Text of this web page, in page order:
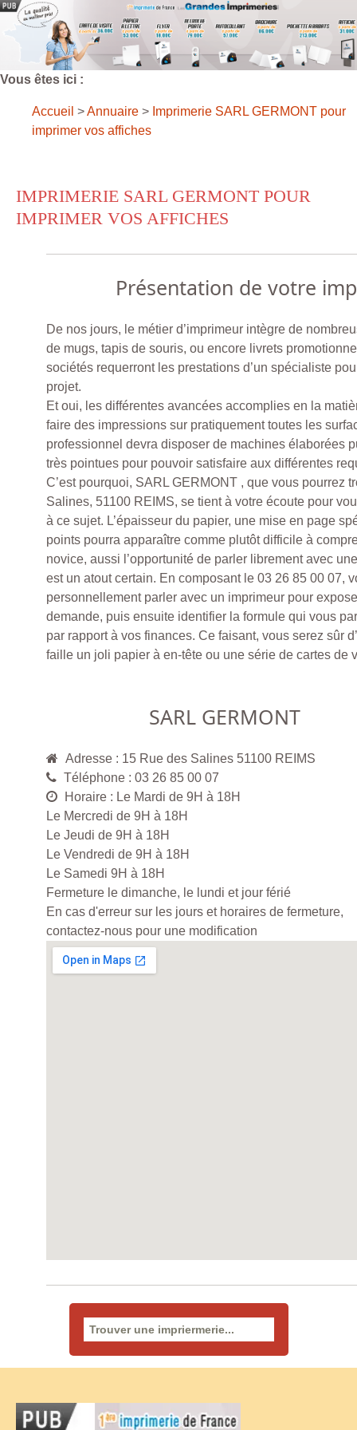
Vous êtes ici :
Accueil >Annuaire > Imprimerie SARL GERMONT pour
imprimer vos affiches
IMPRIMERIE SARL GERMONT POUR
IMPRIMER VOS AFFICHES
Présentation de votre
De nos jours, le métier d’imprimeur intègre de
de mugs, tapis de souris, ou encore livrets
sociétés requerront les prestations d’un spécialiste
projet.
Et oui, les différentes avancées accomplies en la
faire des impressions sur pratiquement toutes les
professionnel devra disposer de machines élaborées
très pointues pour pouvoir satisfaire aux différentes
C’est pourquoi, SARL GERMONT , que vous pourrez
Salines, 51100 REIMS, se tient à votre écoute pour
à ce sujet. L’épaisseur du papier, une mise en page
points pourra apparaître comme plutôt difficile à
novice, aussi l’opportunité de parler librement avec
est un atout certain. En composant le 03 26 85 00 07,
personnellement parler avec un imprimeur pour
demande, puis ensuite identifier la formule qui vous
par rapport à vos finances. Ce faisant, vous serez sûr
faille un joli papier à en-tête ou une série de cartes de
SARL GERMONT
Adresse : 15 Rue des Salines 51100 REIMS
Téléphone : 03 26 85 00 07
Horaire : Le Mardi de 9H à 18H
Le Mercredi de 9H à 18H
Le Jeudi de 9H à 18H
Le Vendredi de 9H à 18H
Le Samedi 9H à 18H
Fermeture le dimanche, le lundi et jour férié
En cas d'erreur sur les jours et horaires de fermeture,
contactez-nous pour une modification
Rechercher